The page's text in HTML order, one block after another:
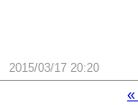
2015/03/17 20:20
«